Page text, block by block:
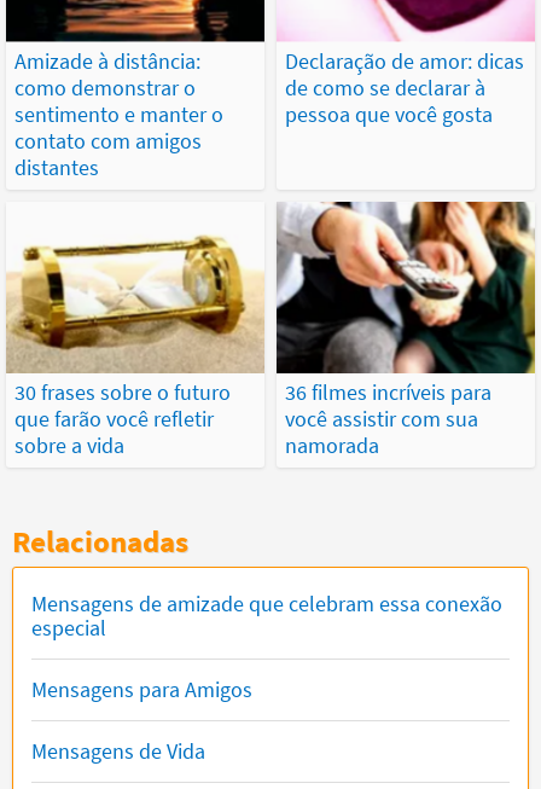
Amizade à distância:
como demonstrar o
sentimento e manter o
contato com amigos
distantes
Declaração de amor: dicas
de como se declarar à
pessoa que você gosta
30 frases sobre o futuro
que farão você refletir
sobre a vida
36 filmes incríveis para
você assistir com sua
namorada
Relacionadas
Mensagens de amizade que celebram essa conexão
especial
Mensagens para Amigos
Mensagens de Vida